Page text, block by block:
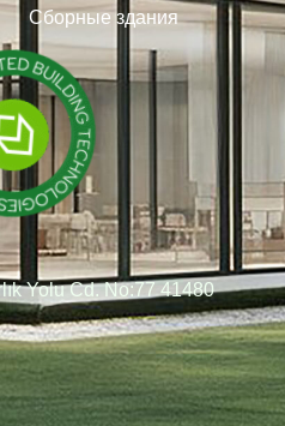
Сборные здания
Yolu Cd. No:77 41480